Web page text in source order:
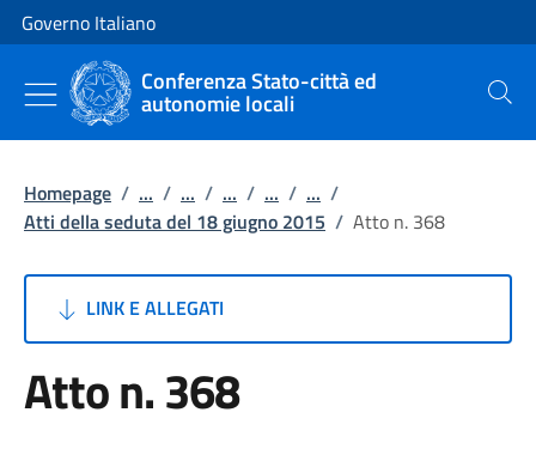
Vai al contenuto
Vai alla navigazione del sito
Governo Italiano
Conferenza Stato-città ed
autonomie locali Cerca
Homepage / ... / ... / ... / ... / ... /
Atti della seduta del 18 giugno 2015 / Atto n. 368
LINK E ALLEGATI
Atto n. 368